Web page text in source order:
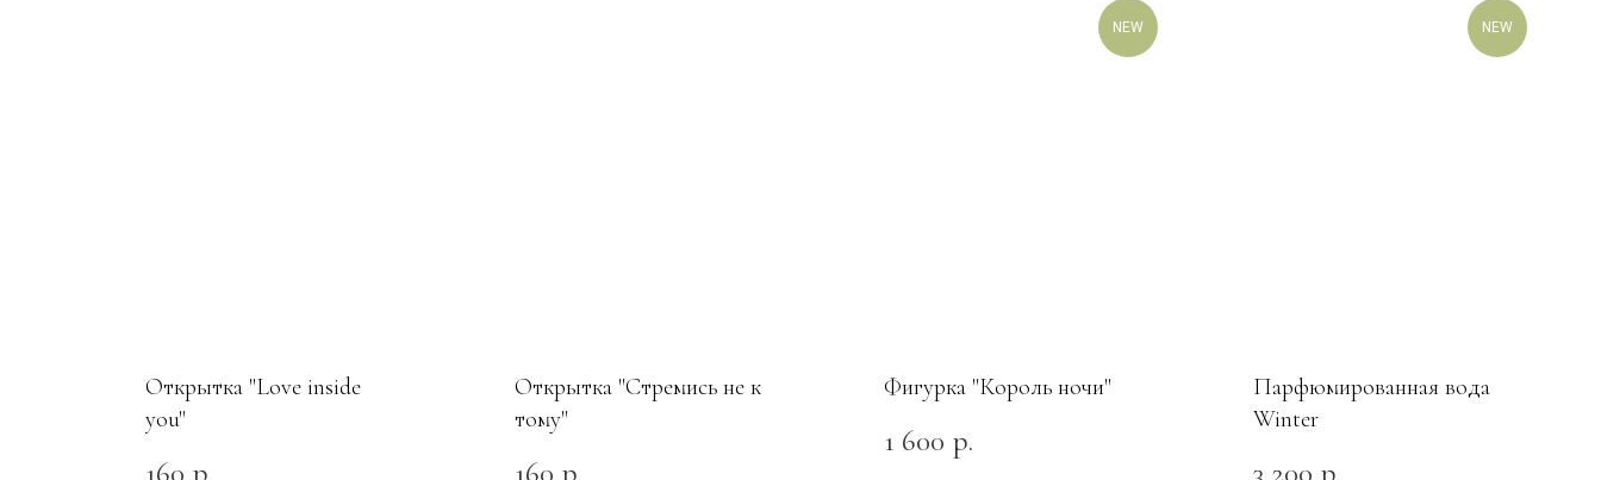
Открытка "Love inside
you"
160
Открытка "Стремись не к
тому"
160
NEW
Фигурка "Король ночи"
1 600 р.
NEW
Парфюмированная вода
Winter
3 200